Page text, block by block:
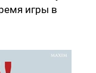
игры в